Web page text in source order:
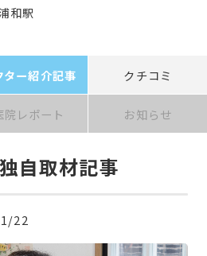
和駅
ター紹介記事 クチコミ
院レポート お知らせ
自取材記事
22